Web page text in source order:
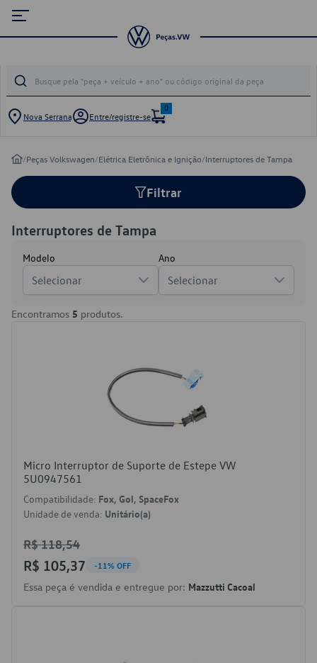
Nova Serrana Entre/registre-se
0
/Peças Volkswagen/Elétrica Eletrônica e Ignição/Interruptores de Tampa
Filtrar
Interruptores de Tampa
Modelo
Selecionar
Ano
Selecionar
Encontramos 5 produtos.
Micro Interruptor de Suporte de Estepe VW
5U0947561
Compatibilidade: Fox, Gol, SpaceFox
Unidade de venda: Unitário(a)
R$ 118,54
R$ 105,37 -11% OFF
Essa peça é vendida e entregue por: Mazzutti Cacoal